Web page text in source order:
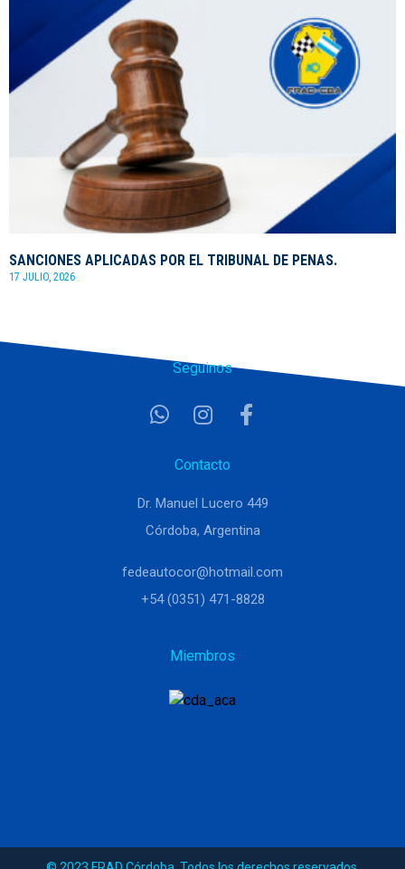
SANCIONES APLICADAS POR EL TRIBUNAL DE PENAS.
17 JULIO, 2026
Seguinos
Contacto
Dr. Manuel Lucero 449
Córdoba, Argentina
fedeautocor@hotmail.com
+54 (0351) 471-8828
Miembros